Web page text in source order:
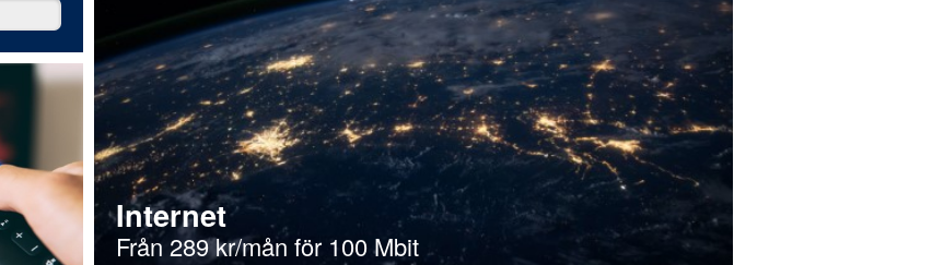
Internet
Från 289 kr/mån för 100 Mbit